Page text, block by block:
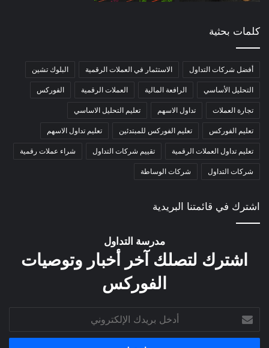
كلمات بحثية
أفضل شركات التداول الاستثمار في العملات الرقمية البلوك تشين
التحليل الأساسي الرافعة المالية العملات الرقمية الفوركس
تجارة العملات تداول الاسهم تعليم التحليل الاساسي
تعليم الفوركس تعليم الفوركس للمبتدئين تعليم تداول الاسهم
تعليم تداول العملات الرقمية تقييم شركات التداول شراء عملات رقمية
شركات التداول شركات الوساطة
اشترك في قائمتنا البريدية
مدرسة التداول
اشترك لتصلك آخر أخبار وتوصيات
الفوركس
بريدك
الإلكتروني